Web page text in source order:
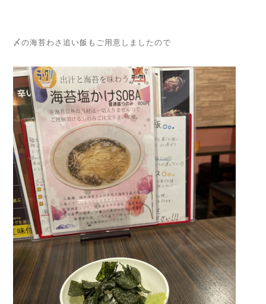
〆の海苔わさ追い飯もご用意しましたので